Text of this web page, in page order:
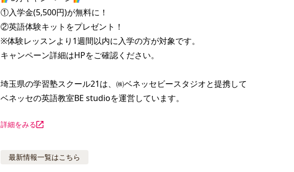
①入学金(5,500円)が無料に！
②英語体験キットをプレゼント！
※体験レッスンより1週間以内に入学の方が対象です。
キャンペーン詳細はHPをご確認ください。
埼玉県の学習塾スクール21は、㈱ベネッセビースタジオと提携して
ベネッセの英語教室BE studioを運営しています。
詳細をみる
最新情報一覧はこちら